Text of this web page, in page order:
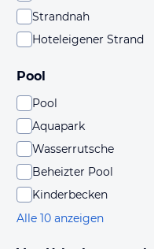
Strandnah
Hoteleigener Strand
Pool
Pool
Aquapark
Wasserrutsche
Beheizter Pool
Kinderbecken
Alle 10 anzeigen